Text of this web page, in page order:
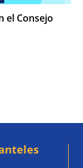
el Consejo